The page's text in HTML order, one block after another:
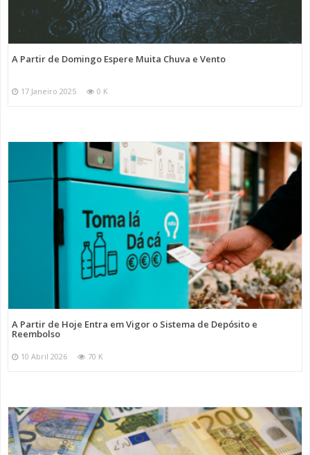
A Partir de Domingo Espere Muita Chuva e Vento
17 Janeiro 2025 0 K
A Partir de Hoje Entra em Vigor o Sistema de Depósito e
Reembolso
10 Abril 2026 70 K